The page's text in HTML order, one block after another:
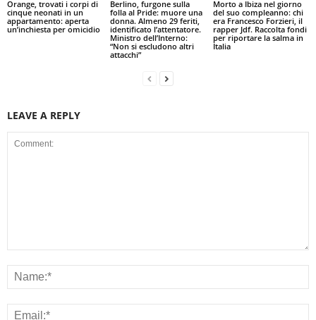
Orange, trovati i corpi di
cinque neonati in un
appartamento: aperta
un’inchiesta per omicidio
Berlino, furgone sulla
folla al Pride: muore una
donna. Almeno 29 feriti,
identificato l’attentatore.
Ministro dell’Interno:
“Non si escludono altri
attacchi”
Morto a Ibiza nel giorno
del suo compleanno: chi
era Francesco Forzieri, il
rapper Jdf. Raccolta fondi
per riportare la salma in
Italia
LEAVE A REPLY